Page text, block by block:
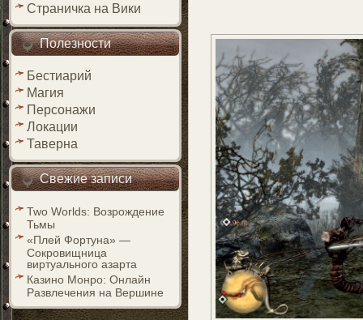
Страничка на Вики
Полезности
Бестиарий
Магия
Персонажи
Локации
Таверна
Свежие записи
Two Worlds: Возрождение
Тьмы
«Плей Фортуна» —
Сокровищница
виртуального азарта
Казино Монро: Онлайн
Развлечения на Вершине